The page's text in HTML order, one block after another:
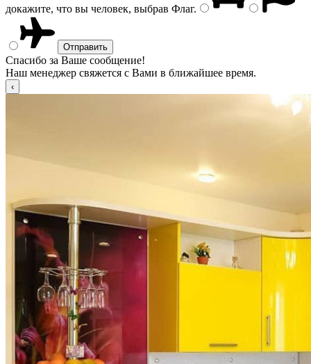
докажите, что вы человек, выбрав Флаг.
Спасибо за Ваше сообщение!
Наш менеджер свяжется с Вами в ближайшее время.